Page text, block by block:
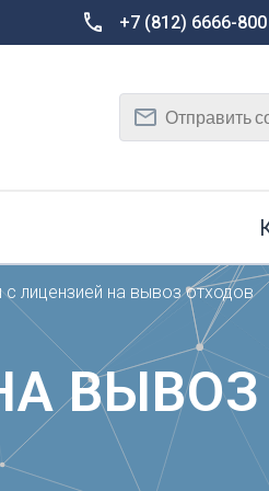
Дону
Тамбов
Тюмень
У
Улан-Удэ
Ульяновск
Уфа
Хабаровск
+7 (812) 6666-800
Отправить
с лицензией на вывоз отходов
ВЫВОЗ